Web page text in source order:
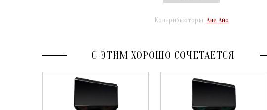
Контрибьюторы: Ане Айо
С ЭТИМ ХОРОШО СОЧЕТАЕТСЯ